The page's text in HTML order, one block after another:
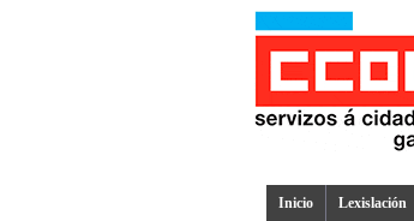
Inicio Lexislación